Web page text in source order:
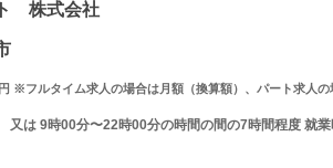
株式会社
※フルタイム求人の場合は月額（換算額）、パート求人の
又は 9時00分〜22時00分の時間の間の7時間程度 就